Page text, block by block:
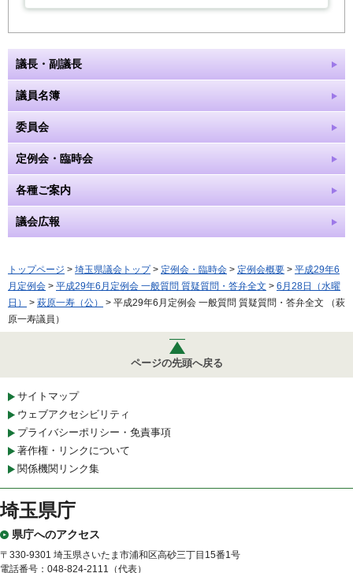
議長・副議長
議員名簿
委員会
定例会・臨時会
各種ご案内
議会広報
トップページ > 埼玉県議会トップ> 定例会・臨時会 > 定例会概要 > 平成29年6
月定例会 > 平成29年6月定例会 一般質問 質疑質問・答弁全文 > 6月28日（水曜
日）
> 萩原一寿（公）
> 平成29年6月定例会 一般質問 質疑質問・答弁全文 （萩
原一寿議員）
ページの先頭へ戻る
サイトマップ
ウェブアクセシビリティ
プライバシーポリシー・免責事項
著作権・リンクについて
関係機関リンク集
埼玉県庁
県庁へのアクセス
〒330-9301 埼玉県さいたま市浦和区高砂三丁目15番1号
電話番号：048-824-2111（代表）